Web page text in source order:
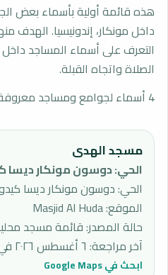
هذه قائمة أولية بأسماء بعض
داخل مونكار، إندونيسيا. الهدف
التعرف على أسماء المساجد
الصلاة واتجاه القبلة.
4 أسماء لجوامع ومساجد معروفة داخل هذه المدينة.
مسجد الهدى
الحي:دوسون مونكار ديسا
الحي: دوسون مونكار ديسا
الموقع: Masjid Al Huda
حالة المصدر:قائمة مسجد
آخر مراجعة: ٦ أغسطس ٢٠٢٦ في ١٢:٥٠ ص
ابحث في Google Maps